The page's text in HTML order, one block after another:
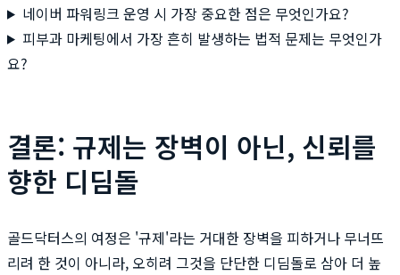
네이버 파워링크 운영 시 가장 중요한 점은 무엇인가요?
피부과 마케팅에서 가장 흔히 발생하는 법적 문제는 무엇인가
요?
결론: 규제는 장벽이 아닌, 신뢰를
향한 디딤돌
골드닥터스의 여정은 '규제'라는 거대한 장벽을 피하거나 무너뜨
리려 한 것이 아니라, 오히려 그것을 단단한 디딤돌로 삼아 더 높